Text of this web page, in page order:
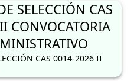
SELECCIÓN CAS
CONVOCATORIA
CAS 0014-2026 II